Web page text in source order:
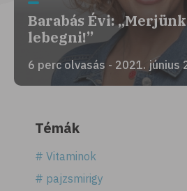
Barabás Évi:
lebegni!”
6 perc olvasás - 2021. június
Témák
# Vitaminok
# pajzsmirigy